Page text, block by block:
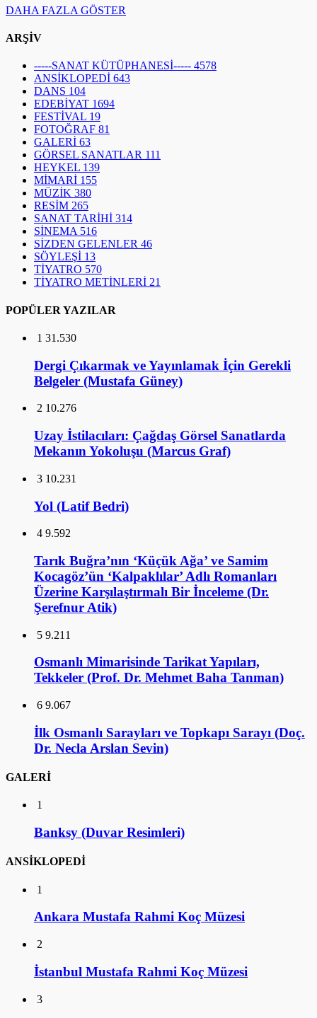
DAHA FAZLA GÖSTER
ARŞİV
-----SANAT KÜTÜPHANESİ----- 4578
ANSİKLOPEDİ 643
DANS 104
EDEBİYAT 1694
FESTİVAL 19
FOTOĞRAF 81
GALERİ 63
GÖRSEL SANATLAR 111
HEYKEL 139
MİMARİ 155
MÜZİK 380
RESİM 265
SANAT TARİHİ 314
SİNEMA 516
SİZDEN GELENLER 46
SÖYLEŞİ 13
TİYATRO 570
TİYATRO METİNLERİ 21
POPÜLER YAZILAR
1 31.530
Dergi Çıkarmak ve Yayınlamak İçin Gerekli
Belgeler (Mustafa Güney)
2 10.276
Uzay İstilacıları: Çağdaş Görsel Sanatlarda
Mekanın Yokoluşu (Marcus Graf)
3 10.231
Yol (Latif Bedri)
4 9.592
Tarık Buğra’nın ‘Küçük Ağa’ ve Samim
Kocagöz’ün ‘Kalpaklılar’ Adlı Romanları
Üzerine Karşılaştırmalı Bir İnceleme (Dr.
Şerefnur Atik)
5 9.211
Osmanlı Mimarisinde Tarikat Yapıları,
Tekkeler (Prof. Dr. Mehmet Baha Tanman)
6 9.067
İlk Osmanlı Sarayları ve Topkapı Sarayı (Doç.
Dr. Necla Arslan Sevin)
GALERİ
1
Banksy (Duvar Resimleri)
ANSİKLOPEDİ
1
Ankara Mustafa Rahmi Koç Müzesi
2
İstanbul Mustafa Rahmi Koç Müzesi
3